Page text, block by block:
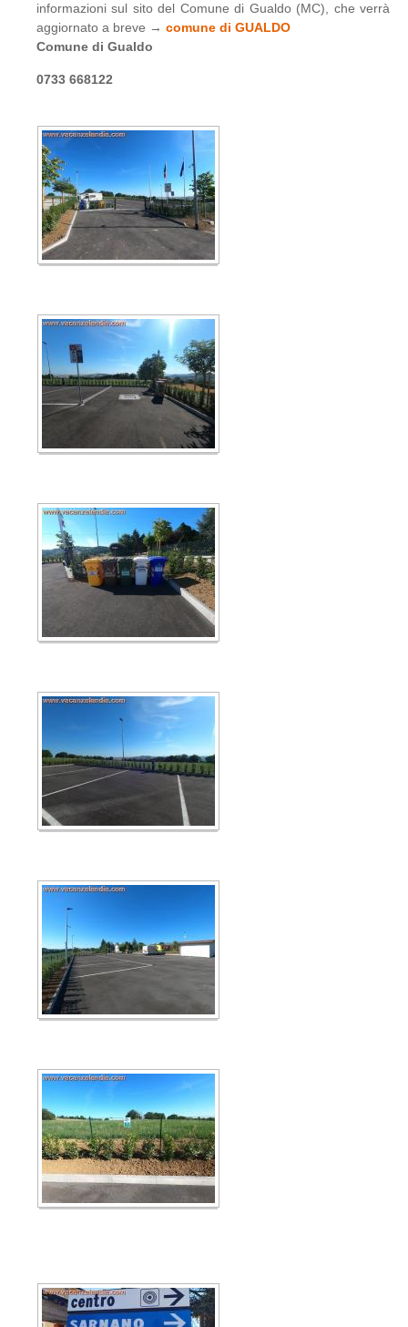
informazioni sul sito del Comune di Gualdo (MC), che verrà
aggiornato a breve → comune di GUALDO
Comune di Gualdo
0733 668122